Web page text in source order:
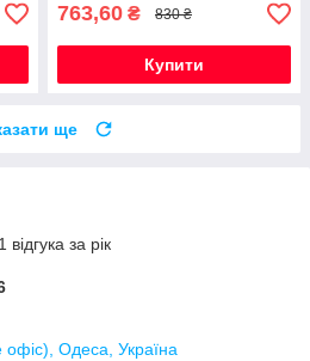
763,60 ₴ 830 ₴
Купити
ще
за рік
офіс), Одеса, Україна